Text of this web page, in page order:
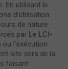
En utilisant le
d’utilisation
de nature
par Le LCI-
l’exécution
site sera de la
faisant